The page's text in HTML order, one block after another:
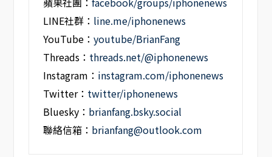
蘋果社團：facebook/groups/iphonenews
LINE社群： line.me/iphonenews
YouTube：youtube/BrianFang
Threads： threads.net/@iphonenews
Instagram： instagram.com/iphonenews
Twitter： twitter/iphonenews
Bluesky： brianfang.bsky.social
聯絡信箱： brianfang@outlook.com